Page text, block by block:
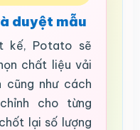
duyệt mẫu
kế, Potato sẽ
chất liệu vải
cũng như cách
cho từng
lại số lượng